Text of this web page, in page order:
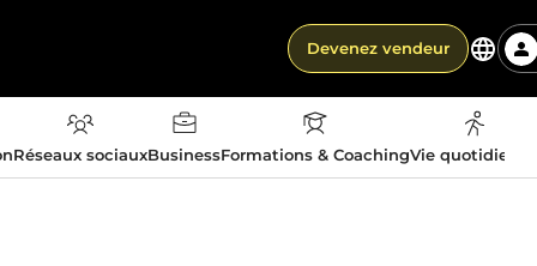
Devenez vendeur
Réseaux sociauxBusinessFormations & CoachingVie